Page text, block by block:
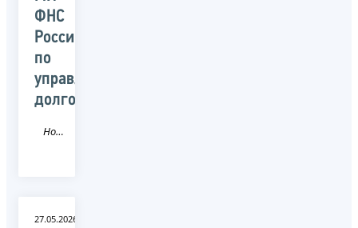
ФНС
России
по
управлению
долгом
Новость
27.05.2026